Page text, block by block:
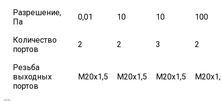
Разрешение,
Па
0,01 10 10 100
Количество
портов
2 2 3 2
Резьба
выходных
портов
М20х1,5 М20х1,5 М20х1,5